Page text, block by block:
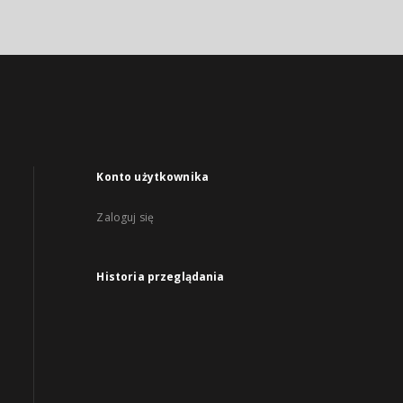
Konto użytkownika
Zaloguj się
Historia przeglądania